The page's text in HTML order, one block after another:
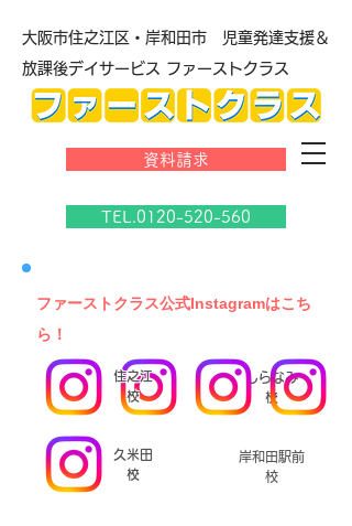
大阪市住之江区・岸和田市 児童発達支援＆
放課後デイサービス ファーストクラス
資料請求
TEL.0120-520-560
​ファーストクラス公式Instagramはこち
ら！
しらなみ
校
久米田
校
岸和田駅前
校
住之江
校